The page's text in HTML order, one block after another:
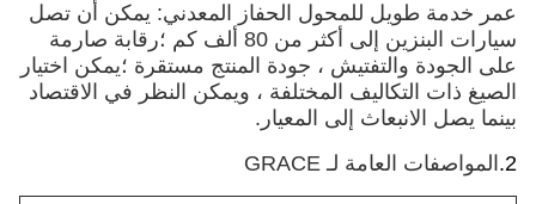
عمر خدمة طويل للمحول الحفاز المعدني: يمكن أن تصل
سيارات البنزين إلى أكثر من 80 ألف كم ؛رقابة صارمة
على الجودة والتفتيش ، جودة المنتج مستقرة ؛يمكن اختيار
الصيغ ذات التكاليف المختلفة ، ويمكن النظر في الاقتصاد
بينما يصل الانبعاث إلى المعيار.
2. المواصفات العامة لـ GRACE